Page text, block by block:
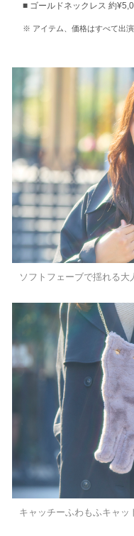
ゴールドネックレス 約
アイテム、価格はすべて出
ソフトフェーブで揺れる大
キャッチーふわもふキャッ